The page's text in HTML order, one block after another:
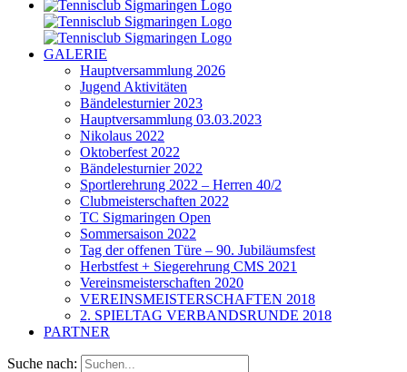
GALERIE
Hauptversammlung 2026
Jugend Aktivitäten
Bändelesturnier 2023
Hauptversammlung 03.03.2023
Nikolaus 2022
Oktoberfest 2022
Bändelesturnier 2022
Sportlerehrung 2022 – Herren 40/2
Clubmeisterschaften 2022
TC Sigmaringen Open
Sommersaison 2022
Tag der offenen Türe – 90. Jubiläumsfest
Herbstfest + Siegerehrung CMS 2021
Vereinsmeisterschaften 2020
VEREINSMEISTERSCHAFTEN 2018
2. SPIELTAG VERBANDSRUNDE 2018
PARTNER
Suche nach: